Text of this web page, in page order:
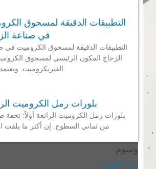
التطبيقات الدقيقة لمسحوق
في صناعة
التطبيقات الدقيقة لمسحوق الكروميت في
الزجاج المكون الرئيسي لمسحوق
الفيريكروميت.
بلورات رمل الكروميت
بلورات رمل الكروميت الرائعة أولاً: تحفة
من ثماني السطوح. إن أكثر ما يلفت
وسوم
رمل الكروميت